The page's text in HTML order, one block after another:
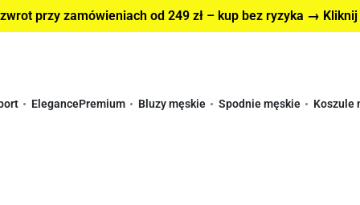
przy zamówieniach od 249 zł – kup bez ryzyka → Kliknij
ElegancePremium Bluzy męskie Spodnie męskie Koszule